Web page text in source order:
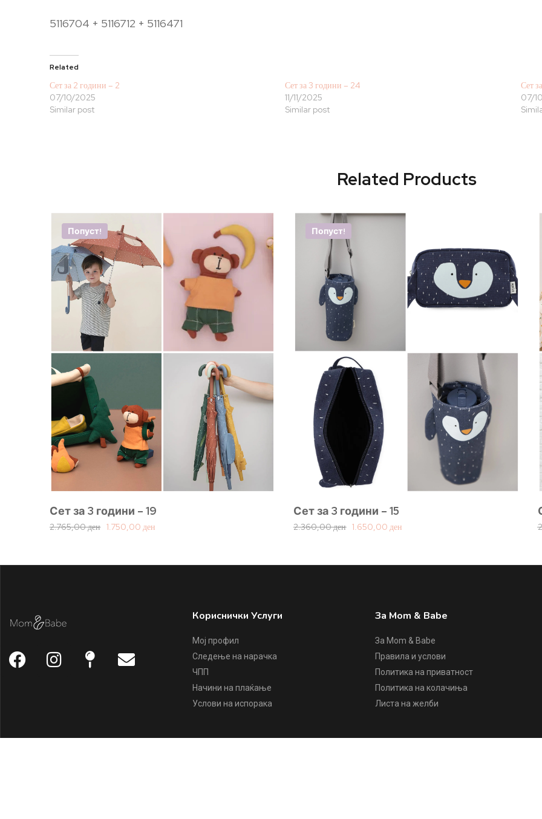
5116704 + 5116712 + 5116471
Related
Сет за 2 години – 2
07/10/2025
Similar post
Сет за 3 години – 24
11/11/2025
Similar post
Сет
07/
Related Products
Попуст!
Сет за 3 години – 19
2.765,00ден 1.750,00ден
Попуст!
Сет за 3 години – 15
2.360,00ден 1.650,00ден
Кориснички Услуги
Мој профил
Следење на нарачка
ЧПП
Начини на плаќање
Услови на испорака
За Mom & Babe
За Mom & Babe
Правила и услови
Политика на приватност
Политика на колачиња
Листа на желби